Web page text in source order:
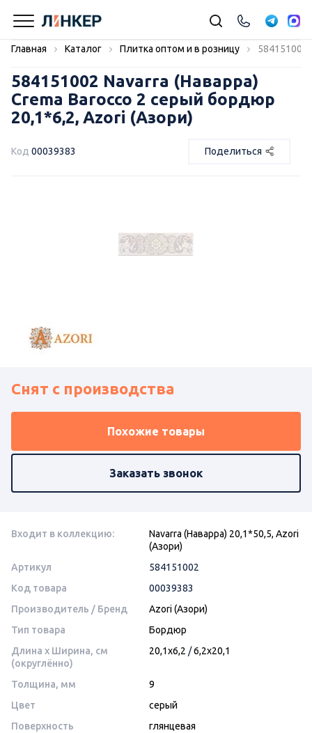
Главная Каталог Плитка оптом и в розницу 584151002
584151002 Navarra (Наварра)
Crema Barocco 2 серый бордюр
20,1*6,2, Azori (Азори)
Код 00039383 Поделиться
Снят с производства
Похожие товары
Заказать звонок
Входит в коллекцию:
Navarra (Наварра) 20,1*50,5, Azori
(Азори)
Артикул
584151002
Код товара
00039383
Производитель / Бренд
Azori (Азори)
Тип товара
Бордюр
Длина x Ширина, см
(округлённо)
20,1x6,2 /6,2x20,1
Толщина, мм
9
Цвет
серый
Поверхность
глянцевая